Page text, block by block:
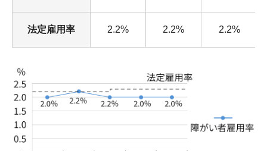
法定雇用率 2.2% 2.2% 2.2%